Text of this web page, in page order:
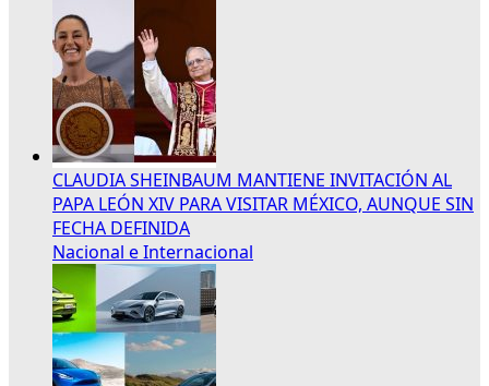
CLAUDIA SHEINBAUM MANTIENE INVITACIÓN AL
PAPA LEÓN XIV PARA VISITAR MÉXICO, AUNQUE SIN
FECHA DEFINIDA
Nacional e Internacional